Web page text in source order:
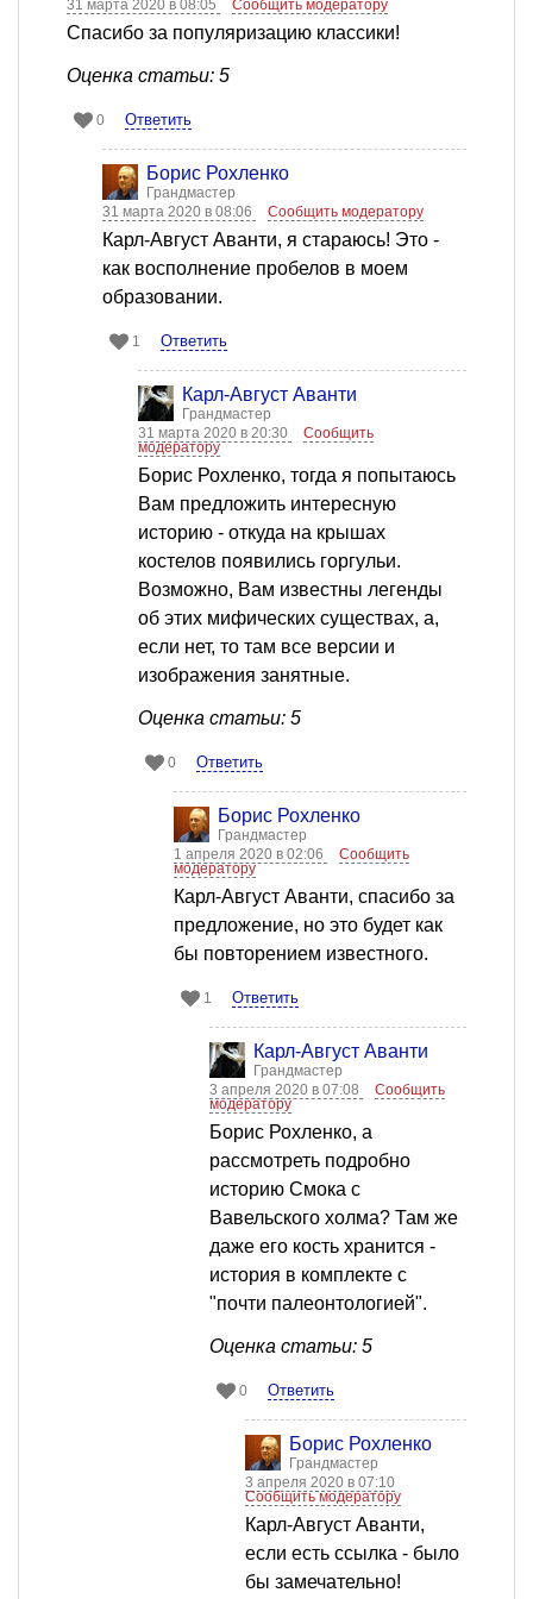
31 марта 2020 в 08:05 Сообщить модератору
Спасибо за популяризацию классики!
Оценка статьи: 5
0 Ответить
Борис Рохленко
Грандмастер
31 марта 2020 в 08:06
Сообщить модератору
Карл-Август Аванти, я стараюсь! Это -
как восполнение пробелов в моем
образовании.
1 Ответить
Карл-Август Аванти
Грандмастер
31 марта 2020 в 20:30
Сообщить
модератору
Борис Рохленко, тогда я попытаюсь
Вам предложить интересную
историю - откуда на крышах
костелов появились горгульи.
Возможно, Вам известны легенды
об этих мифических существах, а,
если нет, то там все версии и
изображения занятные.
Оценка статьи: 5
0 Ответить
Борис Рохленко
Грандмастер
1 апреля 2020 в 02:06
Сообщить
модератору
Карл-Август Аванти, спасибо за
предложение, но это будет как
бы повторением известного.
1 Ответить
Карл-Август Аванти
Грандмастер
3 апреля 2020 в 07:08
Сообщить
модератору
Борис Рохленко, а
рассмотреть подробно
историю Смока с
Вавельского холма? Там же
даже его кость хранится -
история в комплекте с
"почти палеонтологией".
Оценка статьи: 5
0 Ответить
Борис Рохленко
Грандмастер
3 апреля 2020 в 07:10
Сообщить модератору
Карл-Август Аванти,
если есть ссылка - было
бы замечательно!